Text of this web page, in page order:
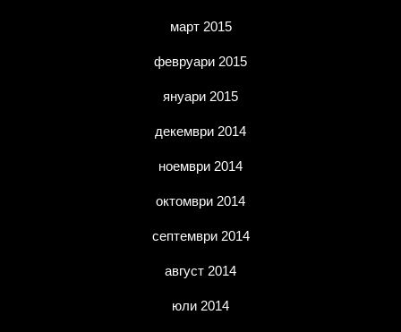
март 2015
февруари 2015
януари 2015
декември 2014
ноември 2014
октомври 2014
септември 2014
август 2014
юли 2014